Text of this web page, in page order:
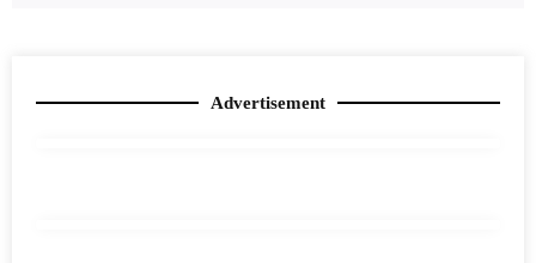
Advertisement